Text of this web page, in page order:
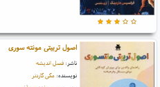
اصول تربیتی مونته سوری
ناشر: فصل اندیشه
نویسنده: مگی گاردنر